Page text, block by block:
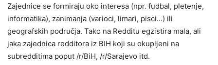
Zajednice se formiraju oko interesa (npr. fudbal, pletenje,
informatika), zanimanja (varioci, limari, pisci…) ili
geografskih područja. Tako na Redditu egzistira mala, ali
jaka zajednica redditora iz BIH koji su okupljeni na
subredditima poput /r/BiH, /r/Sarajevo itd.